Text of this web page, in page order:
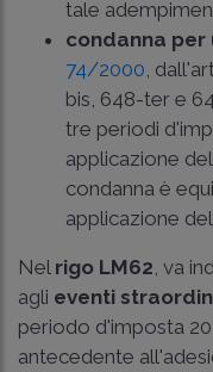
tale
condanna per
74/2000 , dall'
bis, 648-ter e
tre periodi
applicazione
condanna è
applicazione
Nel rigo LM62 , va
agli eventi
periodo d'imposta
antecedente